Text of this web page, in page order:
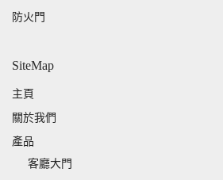
防火門
SiteMap
主頁
關於我們
產品
客廳大門